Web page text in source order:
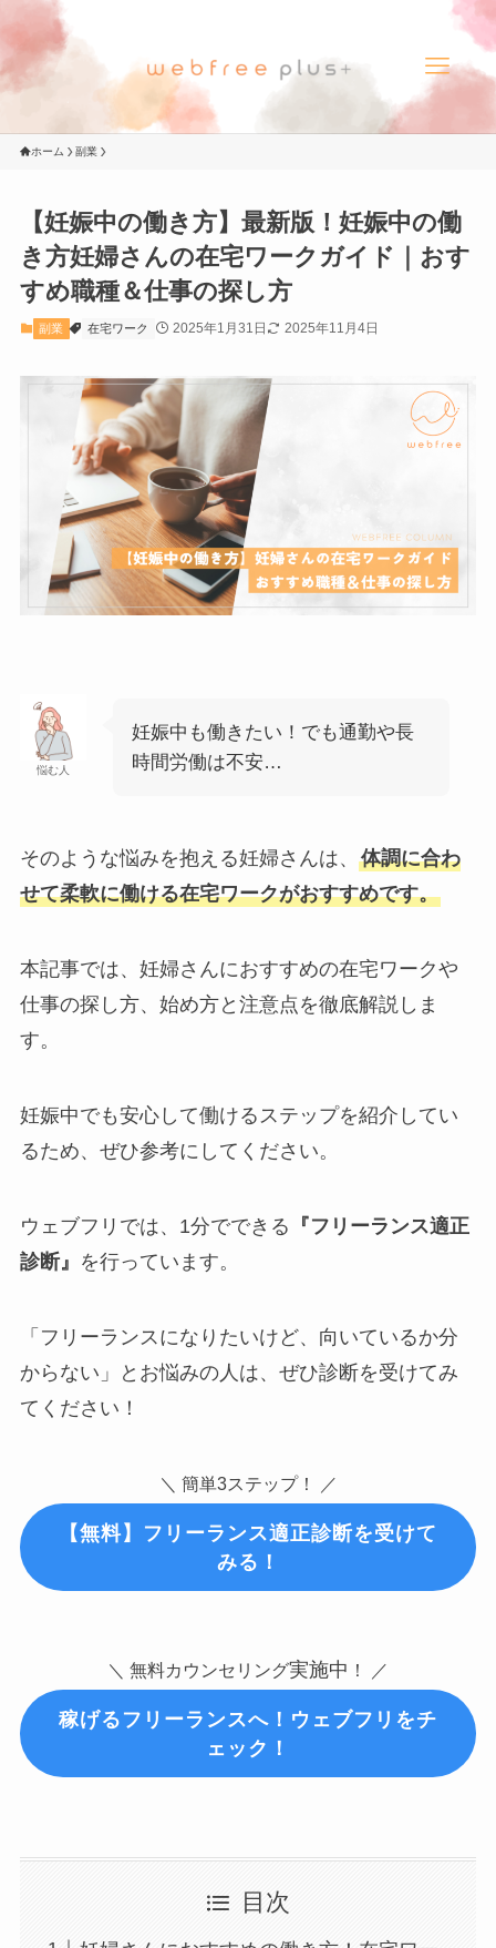
ホーム 副業
【妊娠中の働き方】最新版！妊娠中の働
き方妊婦さんの在宅ワークガイド｜おす
すめ職種＆仕事の探し方
副業 在宅ワーク 2025年1月31日 2025年11月4日
悩む人
妊娠中も働きたい！でも通勤や長
時間労働は不安…
そのような悩みを抱える妊婦さんは、 体調に合わ
せて柔軟に働ける在宅ワークがおすすめです。
本記事では、妊婦さんにおすすめの在宅ワークや
仕事の探し方、始め方と注意点を徹底解説しま
す。
妊娠中でも安心して働けるステップを紹介してい
るため、ぜひ参考にしてください。
ウェブフリでは、1分でできる 『フリーランス適正
診断』 を行っています。
「フリーランスになりたいけど、向いているか分
からない」とお悩みの人は、ぜひ診断を受けてみ
てください！
＼ 簡単3ステップ！ ／
【無料】 フリーランス適正診断を受けて
みる！
＼ 無料カウンセリング実施中 ！ ／
稼げるフリーランスへ！ウェブフリをチ
ェック！
目次